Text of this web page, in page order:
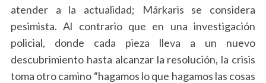
atender a la actualidad; Márkaris se considera
pesimista. Al contrario que en una investigación
policial, donde cada pieza lleva a un nuevo
descubrimiento hasta alcanzar la resolución, la crisis
toma otro camino “hagamos lo que hagamos las cosas